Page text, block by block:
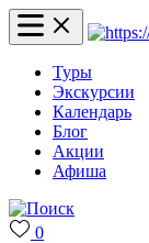
Туры
Экскурсии
Календарь
Блог
Акции
Афиша
0